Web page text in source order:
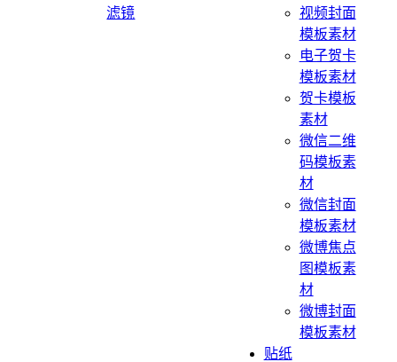
滤镜
视频封面
模板素材
电子贺卡
模板素材
贺卡模板
素材
微信二维
码模板素
材
微信封面
模板素材
微博焦点
图模板素
材
微博封面
模板素材
贴纸